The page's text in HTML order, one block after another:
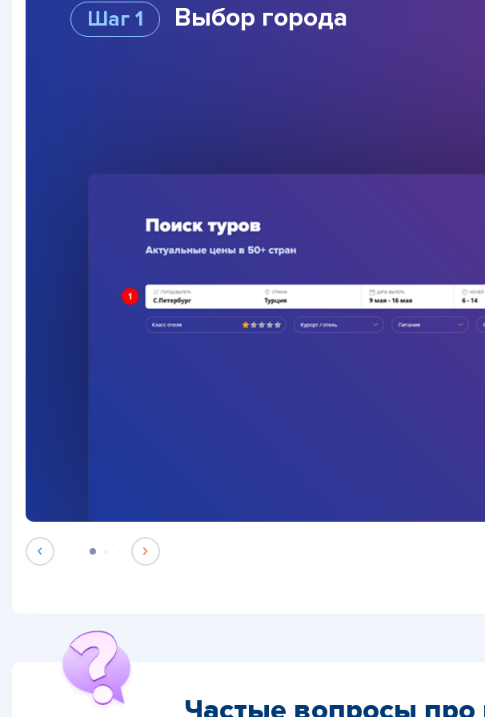
Шаг 1 Выбор города